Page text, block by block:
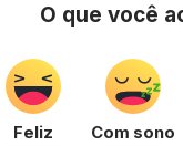
O que você
Feliz Com sono